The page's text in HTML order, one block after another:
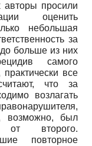
авторы просили
оценить
небольшая
за
больше из них
самого
все
что за
возлагать
возможно, был
от второго.
повторное